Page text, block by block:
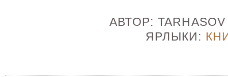
АВТОР:
ЯРЛЫКИ: